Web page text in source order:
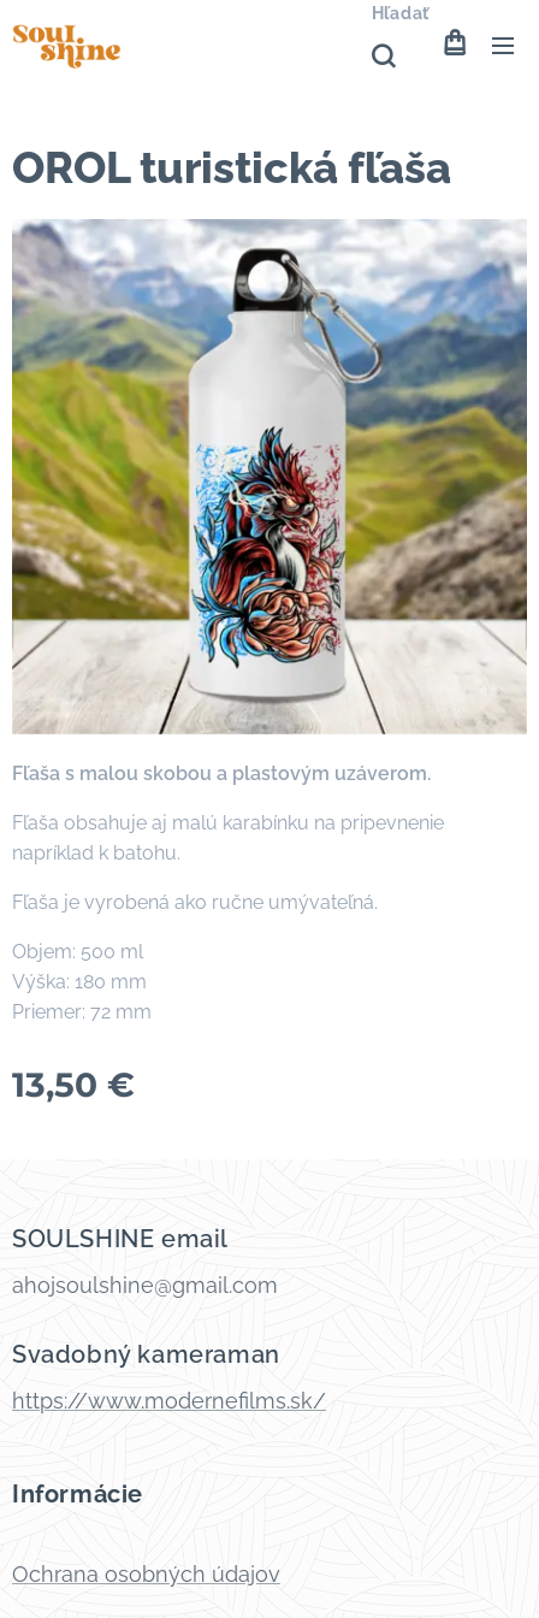
Hľadať
OROL turistická fľaša
Fľaša s malou skobou a plastovým uzáverom.
Fľaša obsahuje aj malú karabínku na pripevnenie
napríklad k batohu.
Fľaša je vyrobená ako ručne umývateľná.
Objem: 500 ml
Výška: 180 mm
Priemer: 72 mm
13,50 €
SOULSHINE email
ahojsoulshine@gmail.com
Svadobný kameraman
https://www.modernefilms.sk/
Informácie
Ochrana osobných údajov